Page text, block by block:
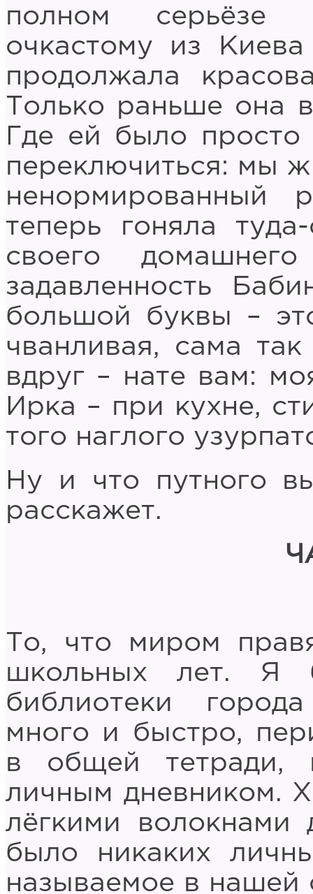
полном серьёзе
очкастому из
продолжала
Только раньше она
Где ей было
переключиться: мы
ненормированный
теперь гоняла
своего
задавленность
большой буквы –
чванливая, сама
вдруг – нате вам:
Ирка – при кухне,
того наглого
Ну и что путного
расскажет.
То, что миром
школьных лет. Я
библиотеки
много и быстро,
в общей тетради,
личным дневником.
лёгкими волокнами
было никаких
называемое в нашей